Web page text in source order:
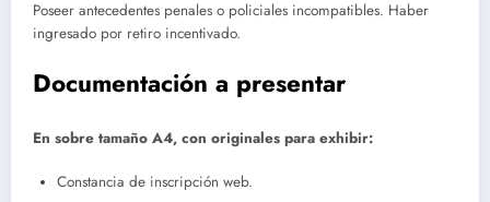
Poseer antecedentes penales o policiales incompatibles. Haber
ingresado por retiro incentivado.
Documentación a presentar
En sobre tamaño A4, con originales para exhibir:
Constancia de inscripción web.